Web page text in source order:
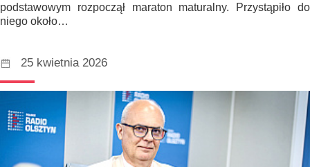
podstawowym rozpoczął maraton maturalny. Przystąpiło do
niego około…
25 kwietnia 2026